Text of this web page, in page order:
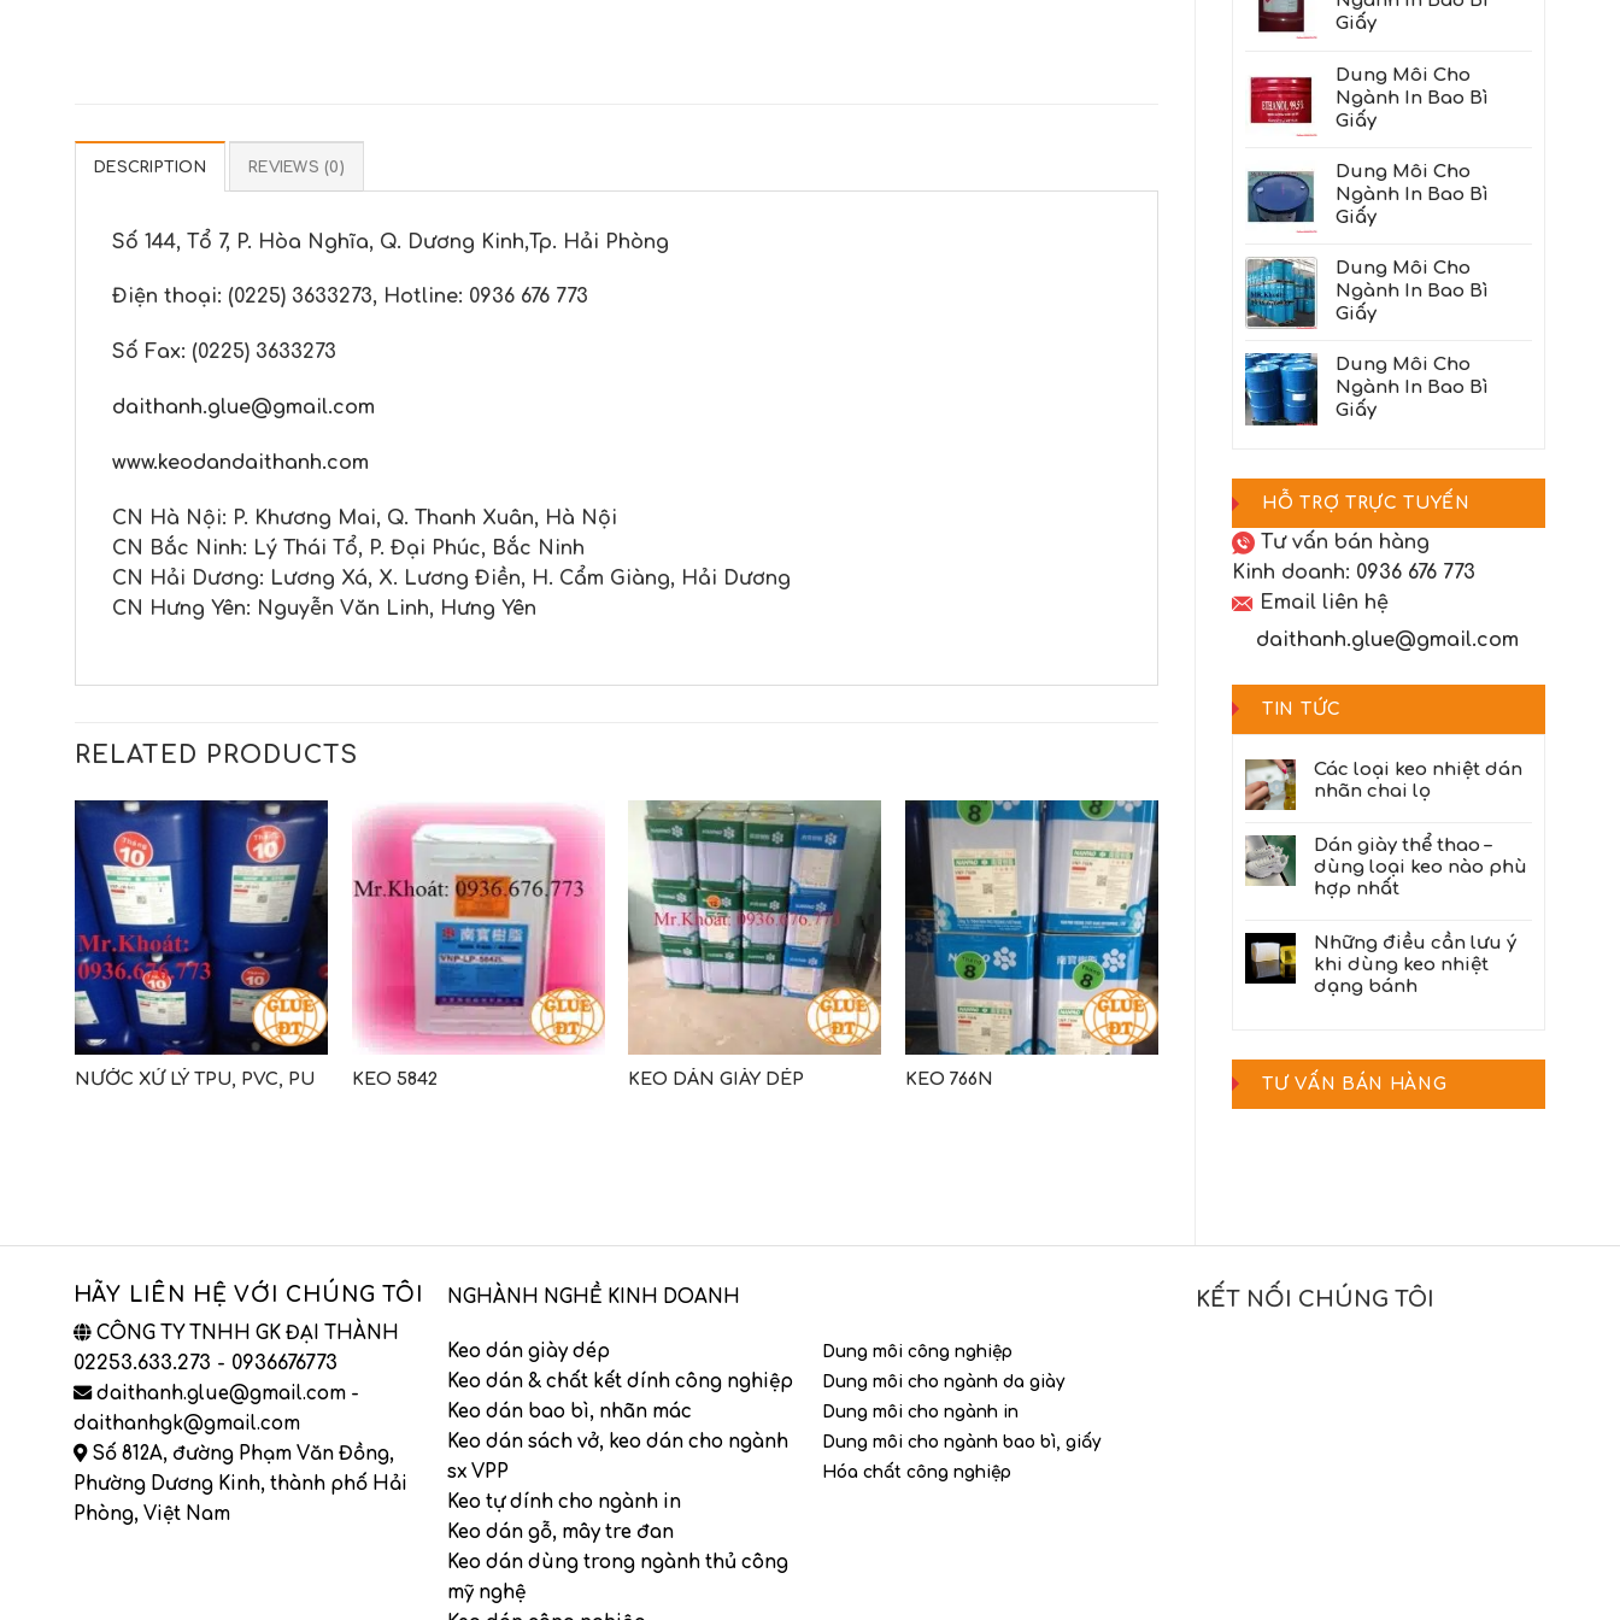
Giấy
Dung Môi Cho
Ngành In Bao Bì
Giấy
Dung Môi Cho
Ngành In Bao Bì
Giấy
Dung Môi Cho
Ngành In Bao Bì
Giấy
Dung Môi Cho
Ngành In Bao Bì
Giấy
HỖ TRỢ TRỰC TUYẾN
Tư vấn bán hàng
Kinh doanh: 0936 676 773
Email liên hệ
daithanh.glue@gmail.com
TIN TỨC
Các loại keo nhiệt dán
nhãn chai lọ
Dán giày thể thao –
dùng loại keo nào phù
hợp nhất
Những điều cần lưu ý
khi dùng keo nhiệt
dạng bánh
TƯ VẤN BÁN HÀNG
DESCRIPTION REVIEWS (0)
Số 144, Tổ 7, P. Hòa Nghĩa, Q. Dương Kinh,Tp. Hải Phòng
Điện thoại: (0225) 3633273, Hotline: 0936 676 773
Số Fax: (0225) 3633273
daithanh.glue@gmail.com
www.keodandaithanh.com
CN Hà Nội: P. Khương Mai, Q. Thanh Xuân, Hà Nội
CN Bắc Ninh: Lý Thái Tổ, P. Đại Phúc, Bắc Ninh
CN Hải Dương: Lương Xá, X. Lương Điền, H. Cẩm Giàng, Hải Dương
CN Hưng Yên: Nguyễn Văn Linh, Hưng Yên
RELATED PRODUCTS
NƯỚC XỬ LÝ TPU, PVC, PU KEO 5842 KEO DÁN GIÀY DÉP KEO 766N
HÃY LIÊN HỆ VỚI CHÚNG TÔI
CÔNG TY TNHH GK ĐẠI THÀNH
02253.633.273 - 0936676773
daithanh.glue@gmail.com -
daithanhgk@gmail.com
Số 812A, đường Phạm Văn Đồng,
Phường Dương Kinh, thành phố Hải
Phòng, Việt Nam
NGHÀNH NGHỀ KINH DOANH
Keo dán giày dép
Keo dán & chất kết dính công nghiệp
Keo dán bao bì, nhãn mác
Keo dán sách vở, keo dán cho ngành
sx VPP
Keo tự dính cho ngành in
Keo dán gỗ, mây tre đan
Keo dán dùng trong ngành thủ công
mỹ nghệ
Dung môi công nghiệp
Dung môi cho ngành da giày
Dung môi cho ngành in
Dung môi cho ngành bao bì, giấy
Hóa chất công nghiệp
KẾT NỐI CHÚNG TÔI